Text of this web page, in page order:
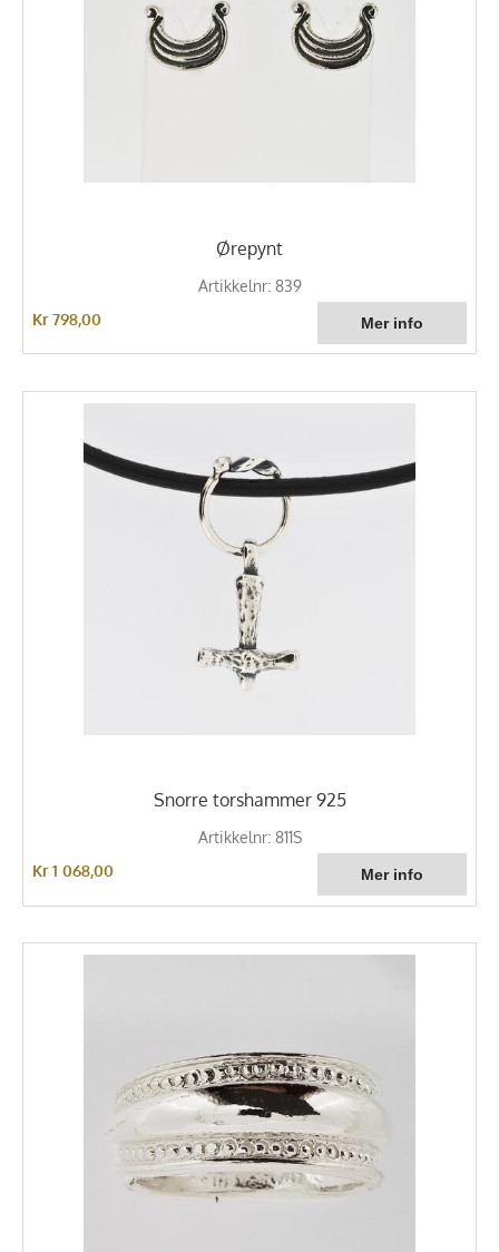
Ørepynt
Artikkelnr: 839
Kr 798,00
Snorre torshammer 925
Artikkelnr: 811S
Kr 1 068,00